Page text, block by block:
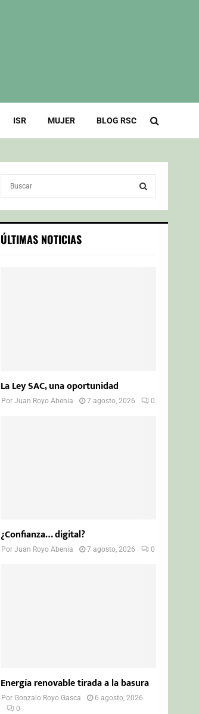
ISR MUJER BLOG RSC
c
h
S
ÚLTIMAS NOTICIAS
La Ley SAC, una oportunidad
PorJuan Royo Abenia 7 agosto, 2026 0
¿Confianza… digital?
PorJuan Royo Abenia 7 agosto, 2026 0
Energía renovable tirada a la basura
PorGonzalo Royo Gasca
6 agosto, 2026
0